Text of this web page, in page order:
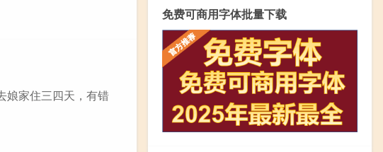
娘家住三四天，有错
免费可商用字体批量下载